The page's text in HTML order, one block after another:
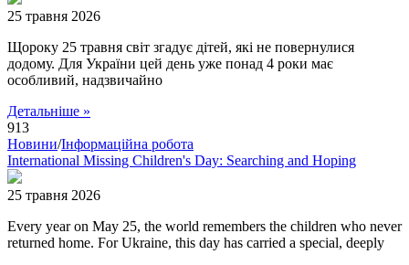
25 травня 2026
Щороку 25 травня світ згадує дітей, які не повернулися
додому. Для України цей день уже понад 4 роки має
особливий, надзвичайно
Детальніше »
913
Новини/Інформаційна робота
International Missing Children's Day: Searching and Hoping
25 травня 2026
Every year on May 25, the world remembers the children who never
returned home. For Ukraine, this day has carried a special, deeply